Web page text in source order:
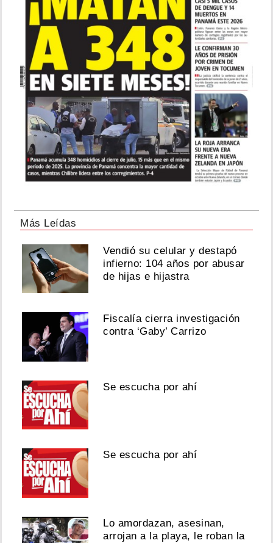
Más Leídas
Vendió su celular y destapó
infierno: 104 años por abusar
de hijas e hijastra
Fiscalía cierra investigación
contra ‘Gaby’ Carrizo
Se escucha por ahí
Se escucha por ahí
Lo amordazan, asesinan,
arrojan a la playa, le roban la